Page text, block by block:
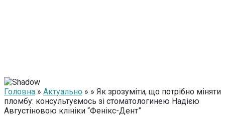
Головна » Актуально » » Як зрозуміти, що потрібно міняти
пломбу: консультуємось зі стоматологинею Надією
Августіновою клініки “Фенікс-Дент”